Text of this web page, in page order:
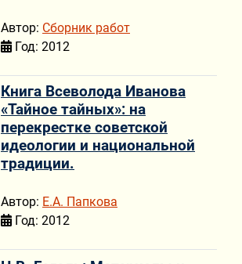
Автор: Сборник работ
Год: 2012
Книга Всеволода Иванова
«Тайное тайных»: на
перекрестке советской
идеологии и национальной
традиции.
Автор: Е.А. Папкова
Год: 2012